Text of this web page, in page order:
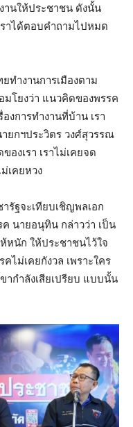
านให้ประชาชน ดังนั้น
ราได้ตอบคำถามไปหมด
ทำงานการเมืองตาม
มโยงว่า แนวคิดของพรรค
งการทำงานที่บ้าน เรา
ยกฯประวิตร วงศ์สุวรรณ
องเรา เราไม่เคยจด
เคยหวง
รัฐจะเทียบเชิญพลเอก
นายอนุทิน กล่าวว่า เป็น
ห้หนัก ให้ประชาชนไว้ใจ
ไม่เคยกังวล เพราะใคร
ากำลังเสียเปรียบ แบบนั้น